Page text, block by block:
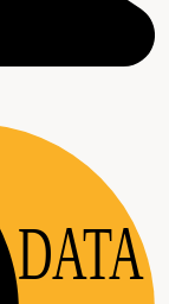
DATA